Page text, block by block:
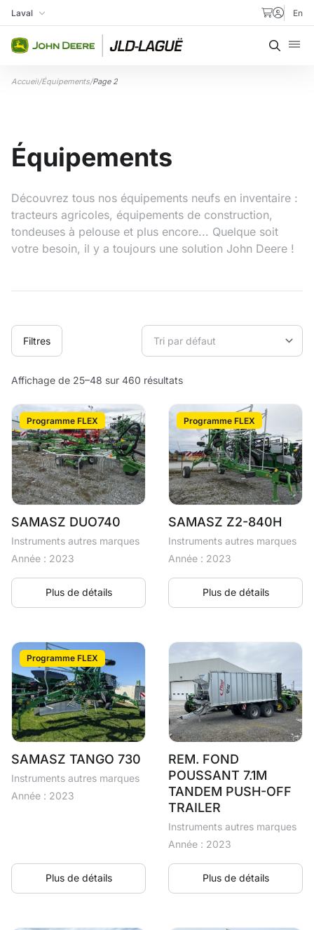
Aller au contenu
Ma succursale
Laval En
Accueil/Équipements/Page 2
Équipements
Découvrez tous nos équipements neufs en inventaire :
tracteurs agricoles, équipements de construction,
tondeuses à pelouse et plus encore... Quelque soit
votre besoin, il y a toujours une solution John Deere !
Filtres
Affichage de 25–48 sur 460 résultats
Programme FLEX
SAMASZ DUO740
Instruments autres marques
Année : 2023
Plus de détails
Programme FLEX
SAMASZ Z2-840H
Instruments autres marques
Année : 2023
Plus de détails
Programme FLEX
SAMASZ TANGO 730
Instruments autres marques
Année : 2023
Plus de détails
REM. FOND
POUSSANT 7.1M
TANDEM PUSH-OFF
TRAILER
Instruments autres marques
Année : 2023
Plus de détails